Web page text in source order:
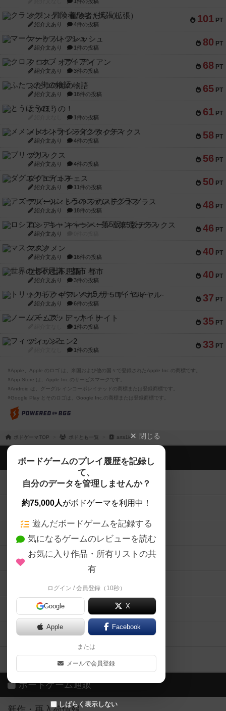
101 PT
クランク! ：冒険者たち（拡張）
紹介文あり 4件の投稿
80 PT
マーケットフレッシュ
紹介文あり 1件の投稿
68 PT
クロス・オブ・アイアン
紹介文あり 3件の投稿
65 PT
ふたつの街の物語
紹介文あり 18件の投稿
61 PT
とうほうの！
1件の投稿
58 PT
メメントオンラインタクティクス
紹介文あり 4件の投稿
56 PT
ブリックス
紹介文あり 4件の投稿
50 PT
ダグエイトチェス
紹介文あり 11件の投稿
48 PT
アズール：シントラのステンドグラス
紹介文あり 18件の投稿
46 PT
ロシアン・キャンペーン：第5版デラックス
紹介文あり
40 PT
マスクメン
紹介文あり 16件の投稿
40 PT
世界の七不思議：都市
紹介文あり 3件の投稿
37 PT
トリックギア - ペルソナ5 ザ・ロイヤル-
紹介文あり 6件の投稿
35 PT
ノームズ・アット・ナイト
1件の投稿
33 PT
フィッシェン2
1件の投稿
※Apple、Apple のロゴ は、米国および他の国々で登録されたApple Inc.の商標です。
※App Store は、Apple Inc.のサービスマークです。
※Android は、グーグル インコーポレイテッドの商標または登録商標です。
※Google Play とそのロゴは、Google Inc.の商標または登録商標です。
ボドゲーマTOP ボドとも一覧 arts1k 閉じる
ボードゲームのプレイ履歴を記録し
て、
自分のデータを管理しませんか？
約75,000人がボドゲーマを利用中！
遊んだボードゲームを記録する
気になるゲームのレビューを読む
お気に入り作品・所有リストの共
有
ログイン / 会員登録（10秒）
Google X
Apple Facebook
または
メールで会員登録
しばらく表示しない
ボドゲーマTOP
ボードゲームを検索する
ボードゲームの新着レビュー
ボードゲーム会情報
メカニクス特集
掲示板・トピックス
ボドとも・会員一覧
ボードゲーム業界コラム
ボドゲーマご利用案内
ボードゲーム通販